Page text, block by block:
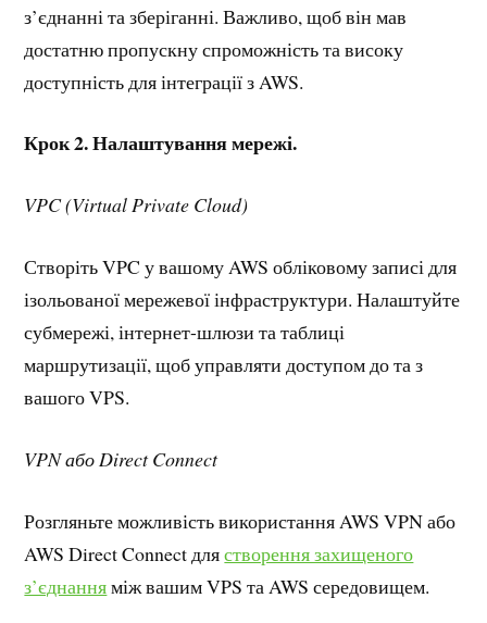
з’єднанні та зберіганні. Важливо, щоб він мав
достатню пропускну спроможність та високу
доступність для інтеграції з AWS.
Крок 2. Налаштування мережі.
VPC (Virtual Private Cloud)
Створіть VPC у вашому AWS обліковому записі для
ізольованої мережевої інфраструктури. Налаштуйте
субмережі, інтернет-шлюзи та таблиці
маршрутизації, щоб управляти доступом до та з
вашого VPS.
VPN або Direct Connect
Розгляньте можливість використання AWS VPN або
AWS Direct Connect длястворення захищеного
з’єднанняміж вашим VPS та AWS середовищем.